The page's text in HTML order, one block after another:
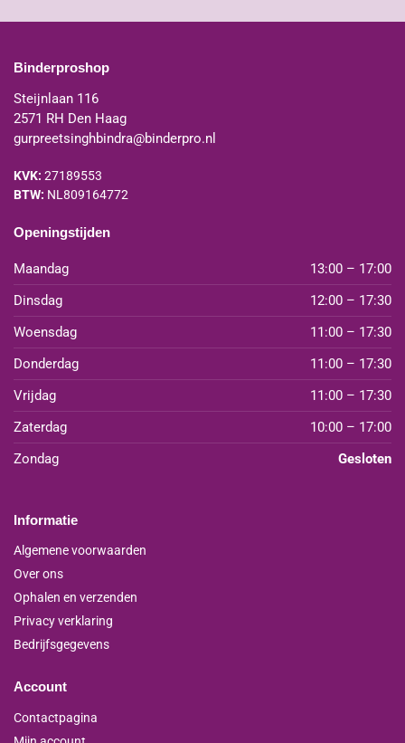
Binderproshop
Steijnlaan 116
2571 RH Den Haag
gurpreetsinghbindra@binderpro.nl
KVK: 27189553
BTW: NL809164772
Openingstijden
Maandag
13:00 – 17:00
Dinsdag
12:00 – 17:30
Woensdag
11:00 – 17:30
Donderdag
11:00 – 17:30
Vrijdag
11:00 – 17:30
Zaterdag
10:00 – 17:00
Zondag
Gesloten
Informatie
Algemene voorwaarden
Over ons
Ophalen en verzenden
Privacy verklaring
Bedrijfsgegevens
Account
Contactpagina